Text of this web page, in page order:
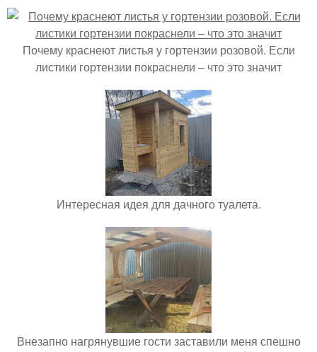
Почему краснеют листья у гортензии розовой. Если
листики гортензии покраснели – что это значит
Интересная идея для дачного туалета.
Внезапно нагрянувшие гости заставили меня спешно